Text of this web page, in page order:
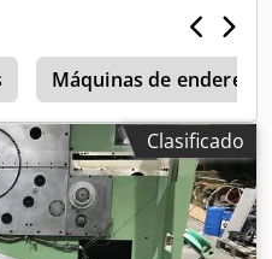
Máquinas de
Clasificado